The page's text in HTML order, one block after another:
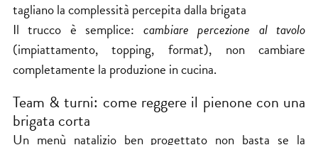
tagliano la complessità percepita dalla brigata
Il trucco è semplice: cambiare percezione al tavolo
(impiattamento, topping, format), non cambiare
completamente la produzione in cucina.
Team & turni: come reggere il pienone con una
brigata corta
Un menù natalizio ben progettato non basta se la